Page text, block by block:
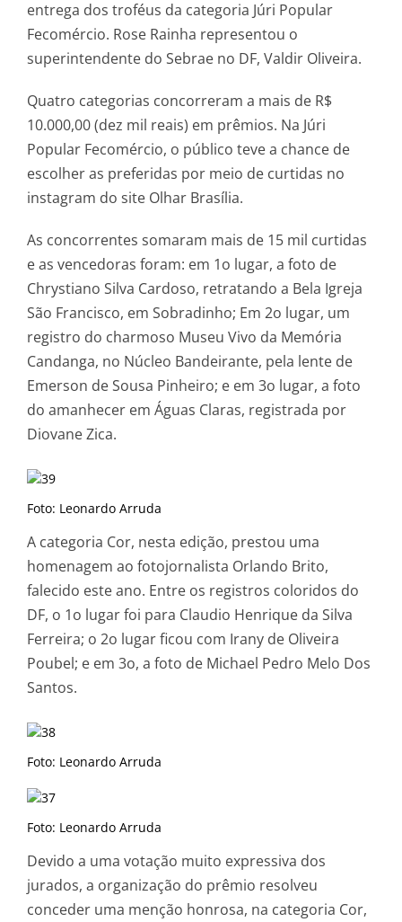
entrega dos troféus da categoria Júri Popular
Fecomércio. Rose Rainha representou o
superintendente do Sebrae no DF, Valdir Oliveira.
Quatro categorias concorreram a mais de R$
10.000,00 (dez mil reais) em prêmios. Na Júri
Popular Fecomércio, o público teve a chance de
escolher as preferidas por meio de curtidas no
instagram do site Olhar Brasília.
As concorrentes somaram mais de 15 mil curtidas
e as vencedoras foram: em 1o lugar, a foto de
Chrystiano Silva Cardoso, retratando a Bela Igreja
São Francisco, em Sobradinho; Em 2o lugar, um
registro do charmoso Museu Vivo da Memória
Candanga, no Núcleo Bandeirante, pela lente de
Emerson de Sousa Pinheiro; e em 3o lugar, a foto
do amanhecer em Águas Claras, registrada por
Diovane Zica.
Foto: Leonardo Arruda
A categoria Cor, nesta edição, prestou uma
homenagem ao fotojornalista Orlando Brito,
falecido este ano. Entre os registros coloridos do
DF, o 1o lugar foi para Claudio Henrique da Silva
Ferreira; o 2o lugar ficou com Irany de Oliveira
Poubel; e em 3o, a foto de Michael Pedro Melo Dos
Santos.
Foto: Leonardo Arruda
Foto: Leonardo Arruda
Devido a uma votação muito expressiva dos
jurados, a organização do prêmio resolveu
conceder uma menção honrosa, na categoria Cor,